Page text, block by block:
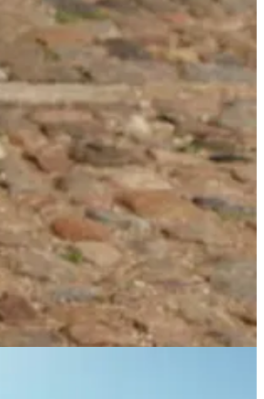
como las suyas, los datos son clave.
que no se vende al final de la
imagina que quieres crear 20 versiones
100 imágenes en un minuto con
de turnos del personal según la
startup catalana pionera en su sector. La
cosas que en un proceso de producción
que las condiciones meteorológicas sean